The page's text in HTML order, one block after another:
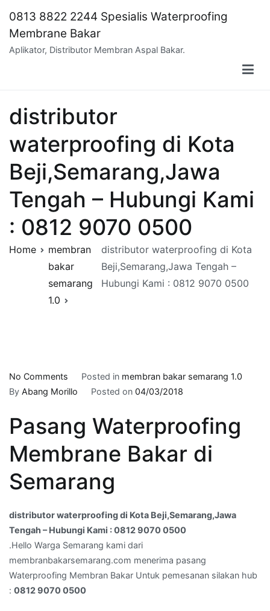
content
0813 8822 2244 Spesialis Waterproofing
Membrane Bakar
Aplikator, Distributor Membran Aspal Bakar.
distributor
waterproofing di Kota
Beji,Semarang,Jawa
Tengah – Hubungi Kami
: 0812 9070 0500
Home
membran
bakar
semarang
1.0
distributor waterproofing di Kota
Beji,Semarang,Jawa Tengah –
Hubungi Kami : 0812 9070 0500
No Comments
distributor
di
Kota
Beji,Semarang,Jawa
–
Kami
:
0812
9070
0500
Posted in membran bakar semarang 1.0
By Abang Morillo Posted on 04/03/2018
Pasang Waterproofing
Membrane Bakar di
Semarang
distributor waterproofing di Kota Beji,Semarang,Jawa
Tengah – Hubungi Kami : 0812 9070 0500
.Hello Warga Semarang kami dari
membranbakarsemarang.com menerima pasang
Waterproofing Membran Bakar Untuk pemesanan silakan hub
: 0812 9070 0500